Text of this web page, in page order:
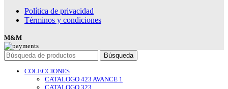
Política de privacidad
Términos y condiciones
M&M
Búsqueda
COLECCIONES
CATALOGO 423 AVANCE 1
CATALOGO 323